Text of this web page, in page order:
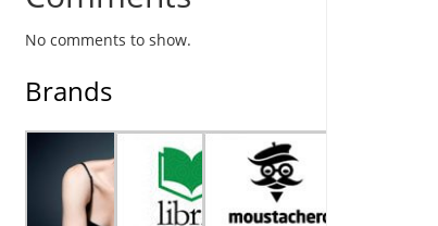
No comments to show.
Brands